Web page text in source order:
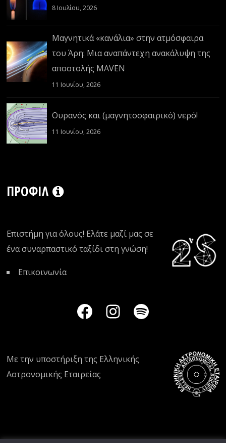
8 Ιουλίου, 2026
Μαγνητικά «κανάλια» στην ατμόσφαιρα
του Άρη: Μια αναπάντεχη ανακάλυψη της
αποστολής MAVEN
11 Ιουνίου, 2026
Ουρανός και (μαγνητοσφαιρικό) νερό!
11 Ιουνίου, 2026
ΠΡΟΦΊΛ
Επιστήμη για όλους! Ελάτε μαζί μας σε
ένα συναρπαστικό ταξίδι στη γνώση!
Επικοινωνία
Με την υποστήριξη της Ελληνικής
Αστρονομικής Εταιρείας